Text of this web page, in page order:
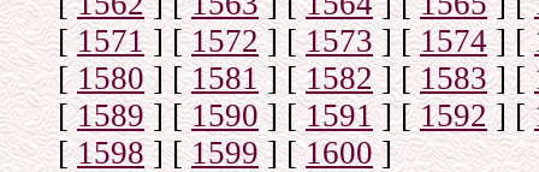
[1571] [1572] [1573 ] [1574] [
[1580] [1581] [1582] [1583] [
[1589] [1590] [1591] [1592] [
[1598] [1599] [1600]